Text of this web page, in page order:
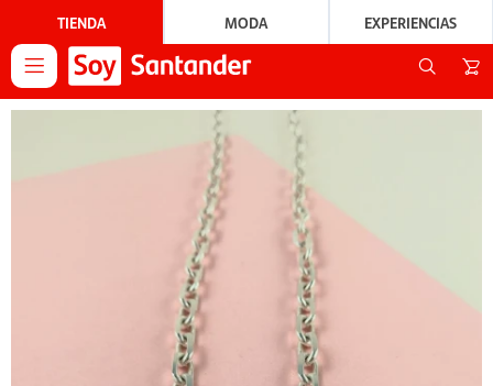
TIENDA MODA EXPERIENCIAS
